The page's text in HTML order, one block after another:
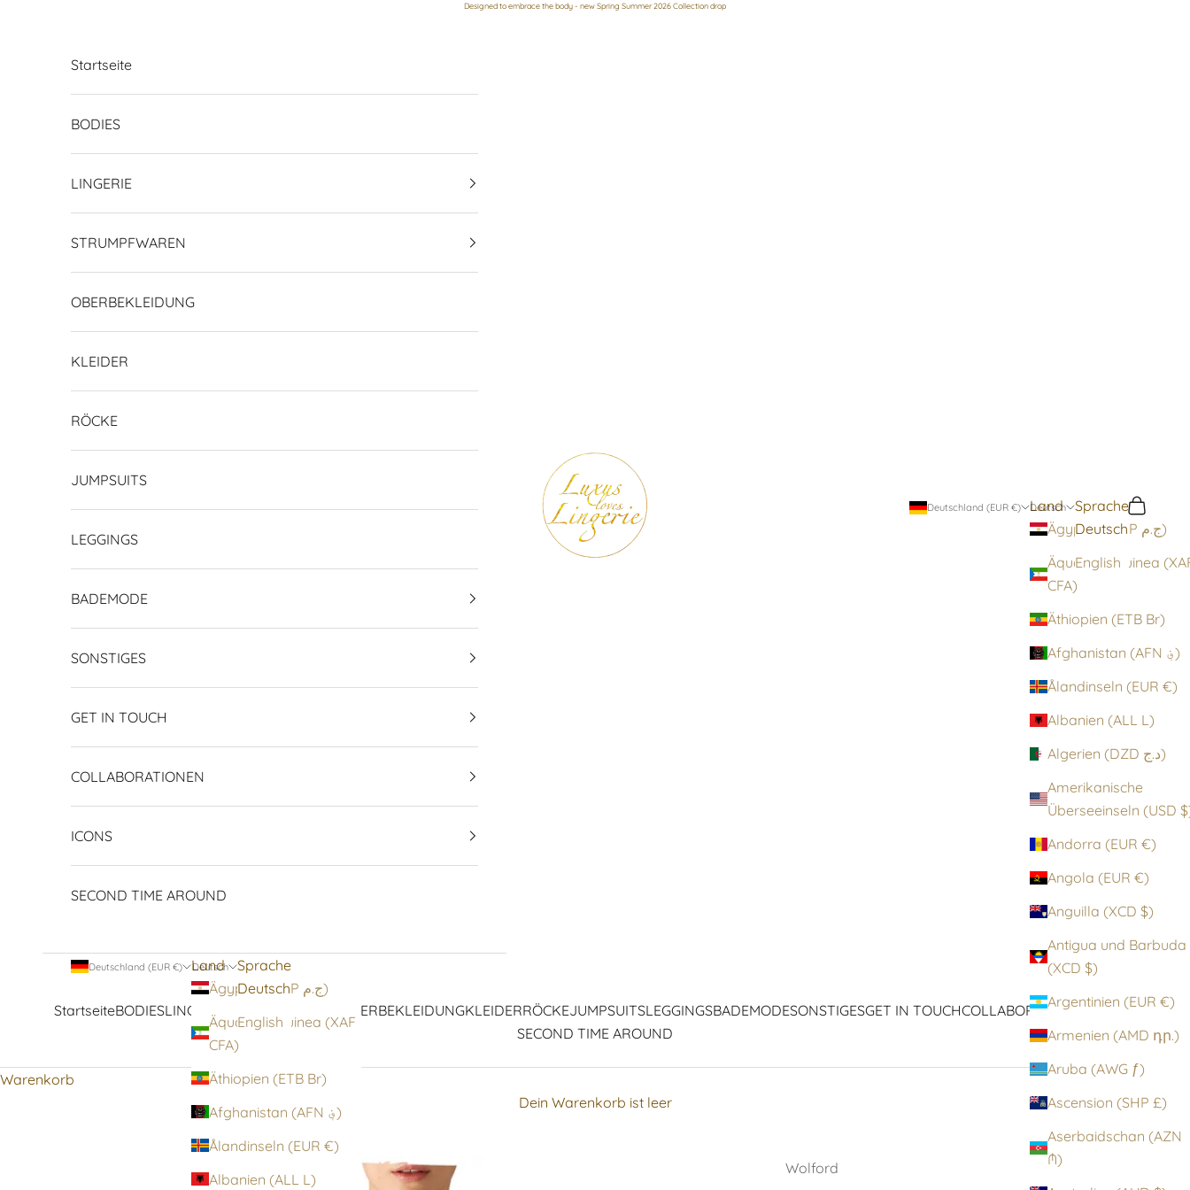
Designed to embrace the body - new Spring Summer 2026 Collection drop
Luxus loves Lingerie
StartseiteBODIESLINGERIE OBERBEKLEIDUNGKLEIDERRÖCKEJUMPSUITSLEGGINGSBADEMODESONSTIGESGET IN TOUCHCOLLABORATIONENICONS
SECOND TIME AROUND
Deutschland (EUR €)
Land
Ägypten (EGP ج.م)
Äquatorialguinea
CFA)
Äthiopien (ETB Br)
Afghanistan (AFN ؋)
Ålandinseln (EUR €)
Albanien (ALL L)
Algerien (DZD د.ج)
Amerikanische
Andorra (EUR €)
Angola (EUR €)
Anguilla (XCD $)
Antigua und Barbuda
(XCD $)
Argentinien (EUR €)
Armenien (AMD դր.)
Aruba (AWG ƒ)
Ascension (SHP £)
Aserbaidschan (AZN
₼)
Deutsch
Sprache
Deutsch
English
Suchen
Startseite
BODIES
LINGERIE
STRUMPFWAREN
OBERBEKLEIDUNG
KLEIDER
RÖCKE
JUMPSUITS
LEGGINGS
BADEMODE
SONSTIGES
GET IN TOUCH
COLLABORATIONEN
ICONS
SECOND TIME AROUND
Deutschland (EUR €)
Land
Ägypten (EGP ج.م)
Äquatorialguinea (XAF
CFA)
Äthiopien (ETB Br)
Afghanistan (AFN ؋)
Ålandinseln (EUR €)
Albanien (ALL L)
Deutsch
Sprache
Deutsch
English
Warenkorb
Dein Warenkorb ist leer
Wolford